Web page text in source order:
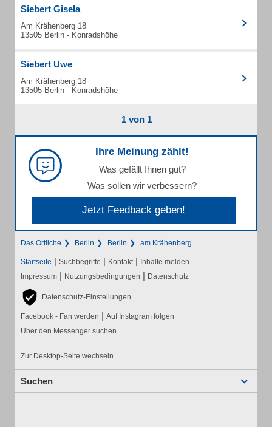
Siebert Gisela
Am Krähenberg 18
13505 Berlin - Konradshöhe
Siebert Uwe
Am Krähenberg 18
13505 Berlin - Konradshöhe
1 von 1
Ihre Meinung zählt!
Was gefällt Ihnen gut?
Was sollen wir verbessern?
Jetzt Feedback geben!
Das Örtliche Berlin Berlin am Krähenberg
Startseite | Suchbegriffe | Kontakt | Inhalte melden
Impressum | Nutzungsbedingungen | Datenschutz
Datenschutz-Einstellungen
Facebook - Fan werden | Auf Instagram folgen
Über den Messenger suchen
Zur Desktop-Seite wechseln
Suchen